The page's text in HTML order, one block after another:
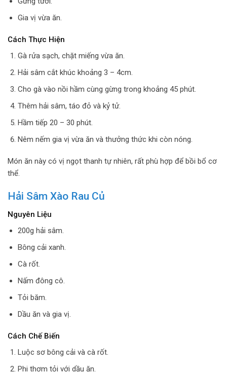
Gia vị vừa ăn.
Cách Thực Hiện
Gà rửa sạch, chặt miếng vừa ăn.
Hải sâm cắt khúc khoảng 3 – 4cm.
Cho gà vào nồi hầm cùng gừng trong khoảng 45 phút.
Thêm hải sâm, táo đỏ và kỷ tử.
Hầm tiếp 20 – 30 phút.
Nêm nếm gia vị vừa ăn và thưởng thức khi còn nóng.
Món ăn này có vị ngọt thanh tự nhiên, rất phù hợp để bồi bổ cơ
thể.
Hải Sâm Xào Rau Củ
Nguyên Liệu
200g hải sâm.
Bông cải xanh.
Cà rốt.
Nấm đông cô.
Tỏi băm.
Dầu ăn và gia vị.
Cách Chế Biến
Luộc sơ bông cải và cà rốt.
Phi thơm tỏi với dầu ăn.